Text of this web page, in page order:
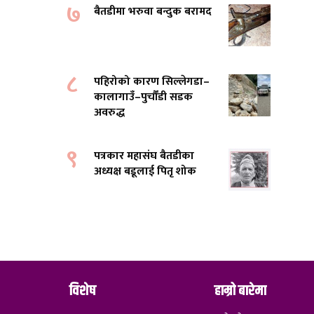
७ बैतडीमा भरुवा बन्दुक बरामद
८
पहिरोको कारण सिल्लेगडा–
कालागाउँ–पुर्चौंडी सडक
अवरुद्ध
९
पत्रकार महासंघ बैतडीका
अध्यक्ष बडूलाई पितृ शोक
विशेष हाम्रो बारेमा